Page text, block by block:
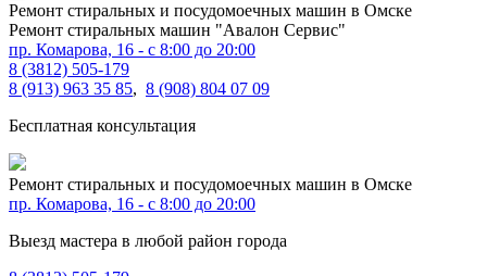
Ремонт стиральных и посудомоечных машин в Омске
Ремонт стиральных машин "Авалон Сервис"
пр. Комарова, 16 - с 8:00 до 20:00
8 (3812) 505-179
8 (913) 963 35 85, 8 (908) 804 07 09
Бесплатная консультация
Ремонт стиральных и посудомоечных машин в Омске
пр. Комарова, 16 - с 8:00 до 20:00
Выезд мастера в любой район города